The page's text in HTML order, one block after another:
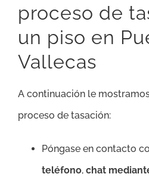
proceso de
un piso en
Vallecas
A continuación le
proceso de tasación:
Póngase en contacto
teléfono, chat